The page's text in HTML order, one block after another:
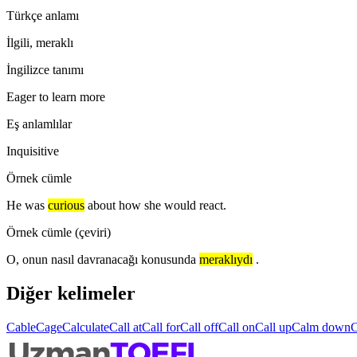
Türkçe anlamı
İlgili, meraklı
İngilizce tanımı
Eager to learn more
Eş anlamlılar
Inquisitive
Örnek cümle
He was curious about how she would react.
Örnek cümle (çeviri)
O, onun nasıl davranacağı konusunda meraklıydı .
Diğer kelimeler
CableCageCalculateCall atCall forCall offCall onCall upCalm down